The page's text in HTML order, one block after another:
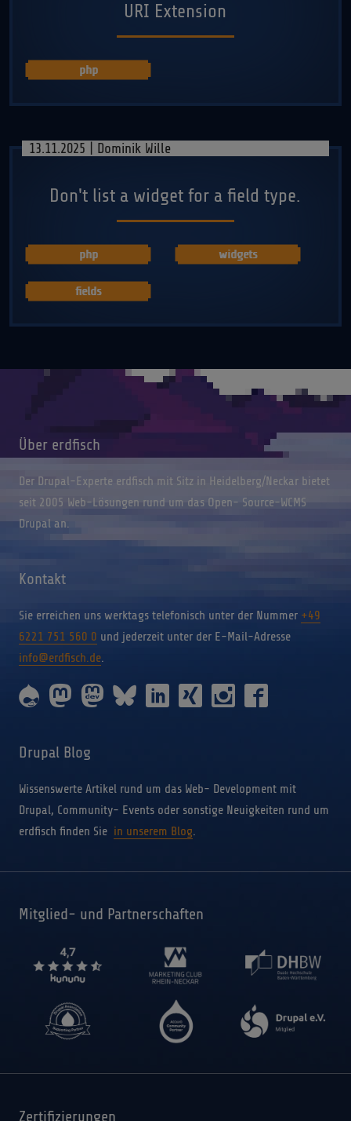
URI Extension
php
13.11.2025 | Dominik Wille
Don't list a widget for a field type.
php widgets
fields
Über erdfisch
Der Drupal-Experte erdfisch mit Sitz in Heidelberg/Neckar bietet
seit 2005 Web-Lösungen rund um das Open- Source-WCMS
Drupal an.
Kontakt
Sie erreichen uns werktags telefonisch unter der Nummer +49
6221 751 560 0 und jederzeit unter der E-Mail-Adresse
info@erdfisch.de.
erdfisch
on
erdfisch
on
erdfisch
on
erdfisch
on
erdfisch
on
erdfisch
on
erdfisch
on
Drupal Blog
Wissenswerte Artikel rund um das Web- Development mit
Drupal, Community- Events oder sonstige Neuigkeiten rund um
erdfisch finden Sie in unserem Blog.
Mitglied- und Partnerschaften
Zertifizierungen